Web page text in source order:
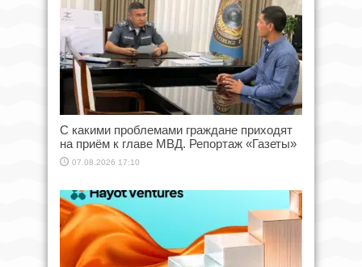
С какими проблемами граждане приходят
на приём к главе МВД. Репортаж «Газеты»
07.08.2026 17:10